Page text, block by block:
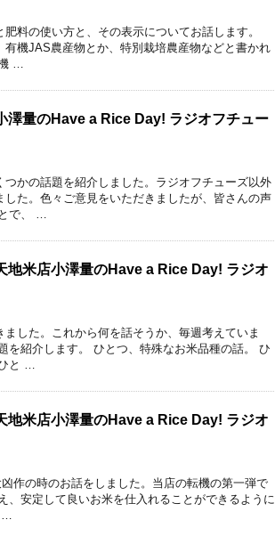
料の使い方と、その表示についてお話します。
機JAS農産物とか、特別栽培農産物などと書かれ
…
澤量のHave a Rice Day! ラジオフチュー
かの話題を紹介しました。ラジオフチューズ以外
た。色々ご意見をいただきましたが、皆さんの声
で、 …
地米店小澤量のHave a Rice Day! ラジオ
した。これから何を話そうか、毎週考えていま
紹介します。 ひとつ、特殊なお米品種の話。 ひ
と …
地米店小澤量のHave a Rice Day! ラジオ
作の時のお話をしました。当店の転機の第一弾で
安定して良いお米を仕入れることができるように
…